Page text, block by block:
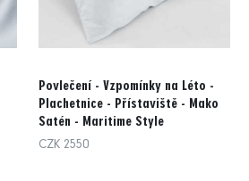
Povlečení - Vzpomínky na Léto -
Plachetnice - Přístaviště - Mako
Satén - Maritime Style
CZK 2550